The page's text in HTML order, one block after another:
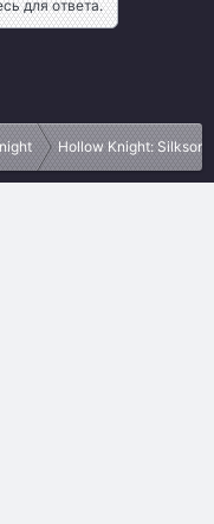
для ответа.
Hollow Knight: Silksong